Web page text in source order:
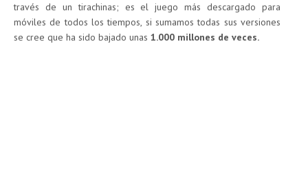
través de un tirachinas; es el juego más descargado para
móviles de todos los tiempos, si sumamos todas sus versiones
se cree que ha sido bajado unas 1.000 millones de veces.